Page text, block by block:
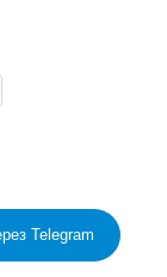
Telegram